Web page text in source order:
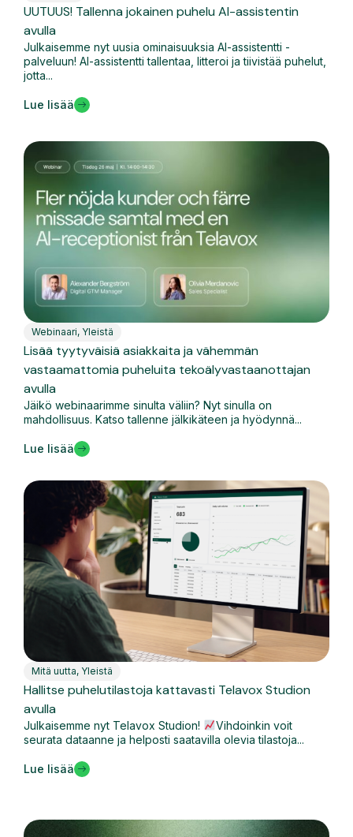
UUTUUS! Tallenna jokainen puhelu AI-assistentin
avulla
Julkaisemme nyt uusia ominaisuuksia AI-assistentti -
palveluun! AI-assistentti tallentaa, litteroi ja tiivistää puhelut,
jotta...
Lue lisää
Webinaari, Yleistä
Lisää tyytyväisiä asiakkaita ja vähemmän
vastaamattomia puheluita tekoälyvastaanottajan
avulla
Jäikö webinaarimme sinulta väliin? Nyt sinulla on
mahdollisuus. Katso tallenne jälkikäteen ja hyödynnä...
Lue lisää
Mitä uutta, Yleistä
Hallitse puhelutilastoja kattavasti Telavox Studion
avulla
Julkaisemme nyt Telavox Studion!
Vihdoinkin voit
seurata dataanne ja helposti saatavilla olevia tilastoja...
Lue lisää